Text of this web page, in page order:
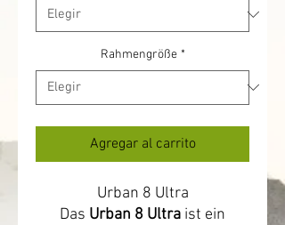
Rahmengröße *
Agregar al carrito
Urban 8 Ultra
Das Urban 8 Ultra ist ein